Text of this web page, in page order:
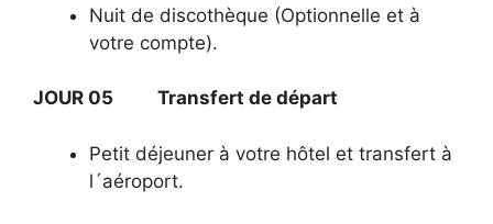
Nuit de discothèque (Optionnelle et à
votre compte).
JOUR 05 Transfert de départ
Petit déjeuner à votre hôtel et transfert à
l´aéroport.